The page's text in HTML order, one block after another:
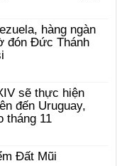
hàng ngàn
đón Đức Thánh
sẽ thực hiện
đến Uruguay,
tháng 11
Đất Mũi